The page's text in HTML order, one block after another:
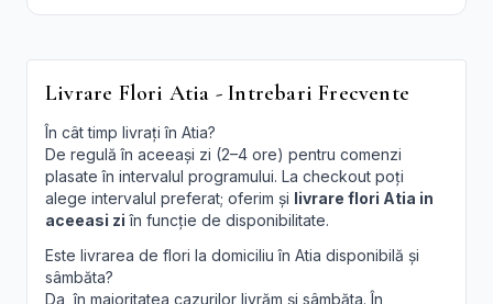
Livrare Flori Atia - Intrebari Frecvente
În cât timp livrați în Atia?
De regulă în aceeași zi (2–4 ore) pentru comenzi
plasate în intervalul programului. La checkout poți
alege intervalul preferat; oferim și livrare flori Atia in
aceeasi zi în funcție de disponibilitate.
Este livrarea de flori la domiciliu în Atia disponibilă și
sâmbăta?
Da, în majoritatea cazurilor livrăm și sâmbăta. În